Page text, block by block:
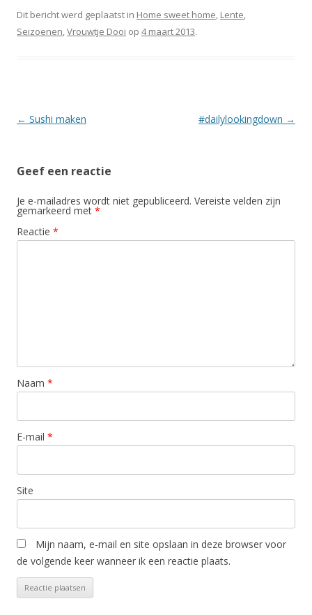
Dit bericht werd geplaatst in Home sweet home, Lente,
Seizoenen,Vrouwtje Dooi op 4 maart 2013.
Berichtnavigatie
← Sushi maken #dailylookingdown →
Geef een reactie
Je e-mailadres wordt niet gepubliceerd. Vereiste velden zijn
gemarkeerd met *
Reactie *
Naam *
E-mail *
Site
Mijn naam, e-mail en site opslaan in deze browser voor
de volgende keer wanneer ik een reactie plaats.